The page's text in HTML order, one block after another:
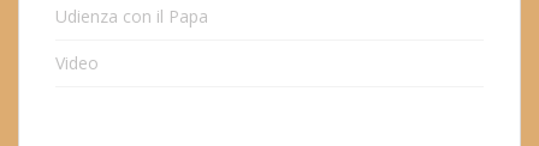
Udienza con il Papa
Video